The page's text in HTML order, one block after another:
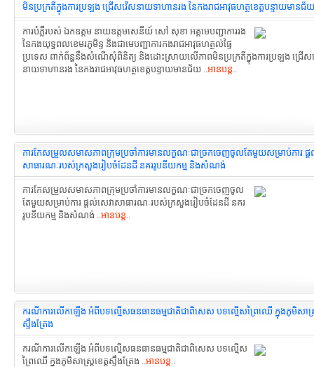
មិនប្រក្រតីក្នុងការប្រឡង ជ្រើសរើសនាយទាហានរង នៃកងរាជអាវុធហត្ថខេត្តបន្ទាយមានជ័យ
ការបំភ្លឺរបស់ ឯកឧត្តម នាយឧត្តមសេនីយ៍ សៅ សុខា អគ្គមេបញ្ជាការរង
នៃកងយុទ្ធពលខេមរភូមិន្ទ និងជាមេបញ្ជាការកងរាជអាវុធហត្ថល់ផ្ទៃ
ប្រទេស ពាក់ព័ន្ធនឹងសំណើសុំពិនិត្យ និងដោះស្រាយលើភាពមិនប្រក្រតីក្នុងការប្រឡង ជ្រើស
នាយទាហានរង នៃកងរាជអាវុធហត្ថខេត្តបន្ទាយមានជ័យ ..អានបន្ត..
ការកែសម្រួលសមាសភាព​ក្រុមប្រចាំការមានលក្ខណៈ​ជាច្រកចេញចូលតែមួយសម្រាប់ការ ផ្ត
សាធារណៈរបស់ក្រសួងរៀបចំដែនដី នគររូបនីយកម្ម និងសំណង់
ការកែសម្រួលសមាសភាព​ក្រុមប្រចាំការមានលក្ខណៈ​ជាច្រកចេញចូល
តែមួយសម្រាប់ការ ផ្តល់សេវាសាធារណៈរបស់ក្រសួងរៀបចំដែនដី នគរ
រូបនីយកម្ម និងសំណង់ ..អានបន្ត..
ករណីការលើកឡើង អំពីបទល្មើសធនធានធម្មជាតិជាពិសេស បទល្មើសព្រៃឈើ ក្នុងភូមិសាស្ត្
ស្ទឹងត្រែង
ករណីការលើកឡើង អំពីបទល្មើសធនធានធម្មជាតិជាពិសេស បទល្មើស
ព្រៃឈើ ក្នុងភូមិសាស្ត្រខេត្តស្ទឹងត្រែង ..អានបន្ត..